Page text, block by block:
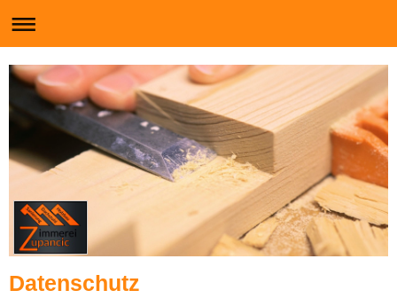
Datenschutz